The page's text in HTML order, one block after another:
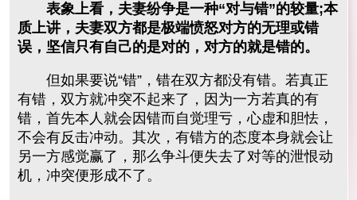
表象上看，夫妻纷争是一种“对与错”的较量;本
质上讲，夫妻双方都是极端愤怒对方的无理或错
误，坚信只有自己的是对的，对方的就是错的。
但如果要说“错”，错在双方都没有错。若真正
有错，双方就冲突不起来了，因为一方若真的有
错，首先本人就会因错而自觉理亏，心虚和胆怯，
不会有反击冲动。其次，有错方的态度本身就会让
另一方感觉赢了，那么争斗便失去了对等的泄恨动
机，冲突便形成不了。